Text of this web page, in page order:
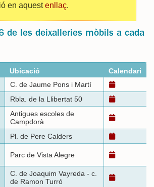
en aquestenllaç.
de les deixalleries mòbils a cada
Ubicació
Calendari
C. de Jaume Pons i Martí
Rbla. de la Llibertat 50
Antigues escoles de
Campdorà
Pl. de Pere Calders
Parc de Vista Alegre
C. de Joaquim Vayreda - c.
de Ramon Turró